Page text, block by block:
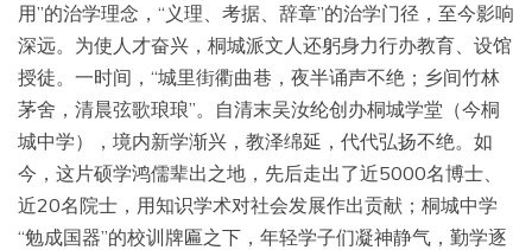
用”的治学理念，“义理、考据、辞章”的治学门径，至今影响
深远。为使人才奋兴，桐城派文人还躬身力行办教育、设馆
授徒。一时间，“城里街衢曲巷，夜半诵声不绝；乡间竹林
茅舍，清晨弦歌琅琅”。自清末吴汝纶创办桐城学堂（今桐
城中学），境内新学渐兴，教泽绵延，代代弘扬不绝。如
今，这片硕学鸿儒辈出之地，先后走出了近5000名博士、
近20名院士，用知识学术对社会发展作出贡献；桐城中学
“勉成国器”的校训牌匾之下，年轻学子们凝神静气，勤学逐